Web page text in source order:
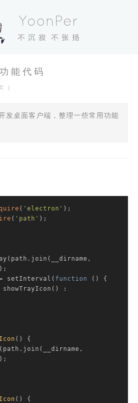
能代码
]
发桌面客户端，整理一些常用功能
( 'electron'
( 'path' );
setInterval( function ( ) {
showTrayIcon() :
( ) {
( ) {